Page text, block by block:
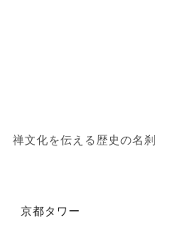
禅文化を伝える歴史の名刹
京都タワー